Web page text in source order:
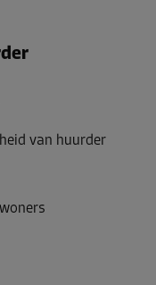
van huurder